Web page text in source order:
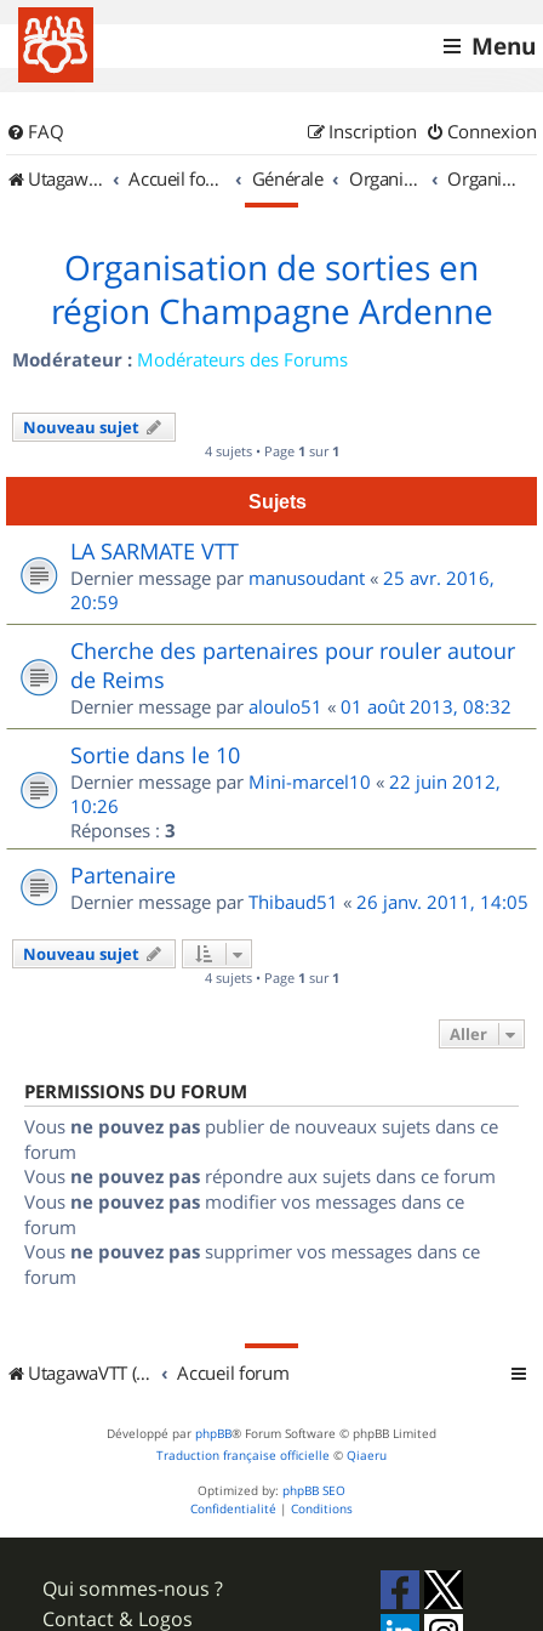
Menu
FAQ Connexion
Inscription
UtagawaVTT (Randos VTT et VTTAE avec traces GPS)
Accueil forum Générale Organisation de sorties & Recherche de partenaires Organisation de sorties en région Champagne Ardenne
Organisation de sorties en
région Champagne Ardenne
Modérateur : Modérateurs des Forums
Nouveau sujet
4 sujets • Page 1 sur 1
Sujets
LA SARMATE VTT
Dernier message par manusoudant « 25 avr. 2016,
20:59
Cherche des partenaires pour rouler autour
de Reims
Dernier message par aloulo51 « 01 août 2013, 08:32
Sortie dans le 10
Dernier message par Mini-marcel10 « 22 juin 2012,
10:26
Réponses : 3
Partenaire
Dernier message par Thibaud51 « 26 janv. 2011, 14:05
Nouveau sujet
4 sujets • Page 1 sur 1
Aller
PERMISSIONS DU FORUM
Vous ne pouvez pas publier de nouveaux sujets dans ce
forum
Vous ne pouvez pas répondre aux sujets dans ce forum
Vous ne pouvez pas modifier vos messages dans ce
forum
Vous ne pouvez pas supprimer vos messages dans ce
forum
UtagawaVTT (Randos VTT et VTTAE avec traces GPS) Accueil forum
Développé par phpBB® Forum Software © phpBB Limited
Traduction française officielle © Qiaeru
Optimized by: phpBB SEO
Confidentialité | Conditions
Qui sommes-nous ?
Contact & Logos